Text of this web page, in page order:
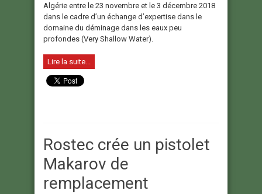
Algérie entre le 23 novembre et le 3 décembre 2018
dans le cadre d’un échange d’expertise dans le
domaine du déminage dans les eaux peu
profondes (Very Shallow Water).
Lire la suite...
Rostec crée un pistolet
Makarov de
remplacement